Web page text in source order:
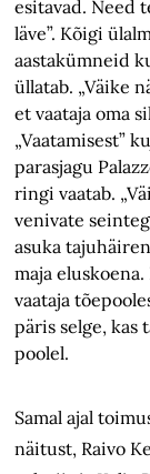
esitavad. Need
läve”. Kõigi
aastakümneid
üllatab. „Väike
et vaataja oma
„Vaatamisest”
parasjagu
ringi vaatab.
venivate
asuka
maja
vaataja
päris selge, kas
poolel.
Samal ajal
näitust, Raivo